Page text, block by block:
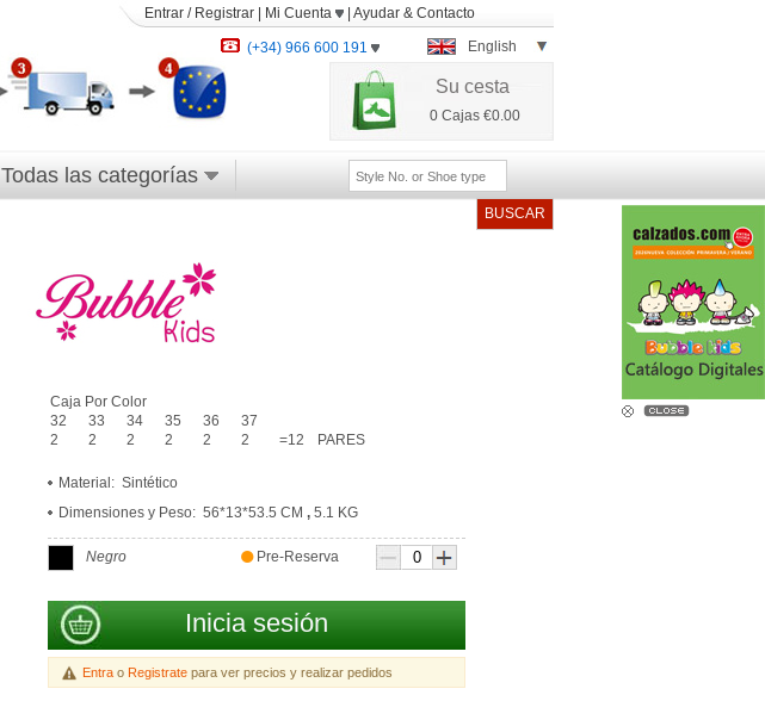
Entrar / Registrar Mi Cuenta Ayudar & Contacto
(+34) 966 600 191 English
Su cesta
0Cajas €0.00
Todas las categorías
BUSCAR
Caja Por Color
32
33 34 35 36
37
2
2 2 2 2 2 =12 PARES
Material: Sintético
Dimensiones y Peso: 56*13*53.5 CM , 5.1 KG
Negro Pre-Reserva
●
Inicia sesión
Entra o Registrate para ver precios y realizar pedidos